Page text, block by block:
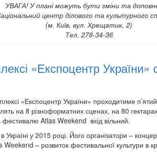
УВАГА! У плані можуть бути зміни та
центр ділового та культурного
(м. Київ, вул. Хрещатик, 2)
Тел. 278-34-36
«Експоцентр України»
«Експоцентр України» проходитиме
на 8 різноформатних сценах, на 80
Atlas Weekend вхід вільний.
у 2015 році. Його організатори –
– розвиток фестивальної культури в